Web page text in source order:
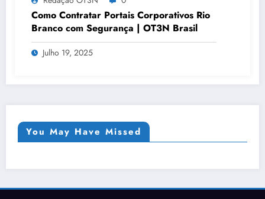
Como Contratar Portais Corporativos Rio
Branco com Segurança | OT3N Brasil
Julho 19, 2025
You May Have Missed